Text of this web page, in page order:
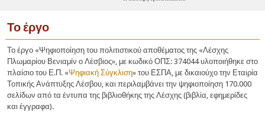
Το έργο
Το έργο «Ψηφιοποίηση του πολιτιστικού αποθέματος της «Λέσχης
Πλωμαρίου Βενιαμίν ο Λέσβιος», με κωδικό ΟΠΣ: 374044 υλοποιήθηκε στο
πλαίσιο του Ε.Π. «Ψηφιακή Σύγκλιση» του ΕΣΠΑ, με δικαιούχο την Εταιρία
Τοπικής Ανάπτυξης Λέσβου, και περιλαμβάνει την ψηφιοποίηση 170.000
σελίδων από τα έντυπα της βιβλιοθήκης της Λέσχης (βιβλία, εφημερίδες
και έγγραφα).